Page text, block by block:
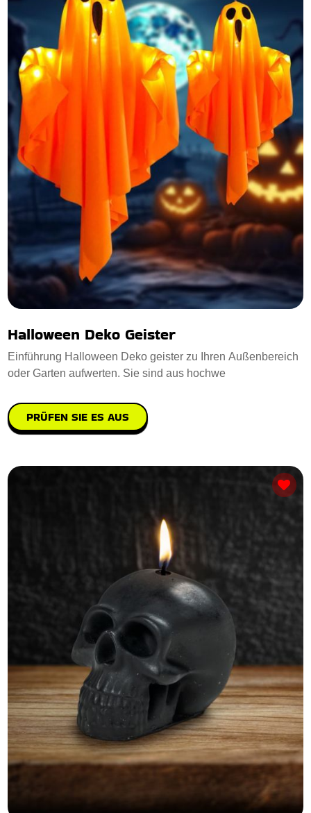
Halloween Deko Geister
Einführung Halloween Deko geister zu Ihren Außenbereich
oder Garten aufwerten. Sie sind aus hochwe
PRÜFEN SIE ES AUS